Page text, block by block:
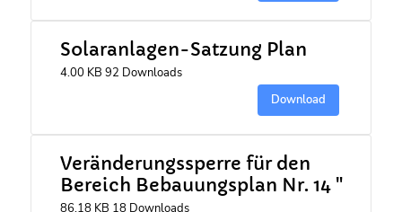
Solaranlagen-Satzung Plan
4.00 KB 92 Downloads
Download
Veränderungssperre für den
Bereich Bebauungsplan Nr. 14 "
86.18 KB 18 Downloads